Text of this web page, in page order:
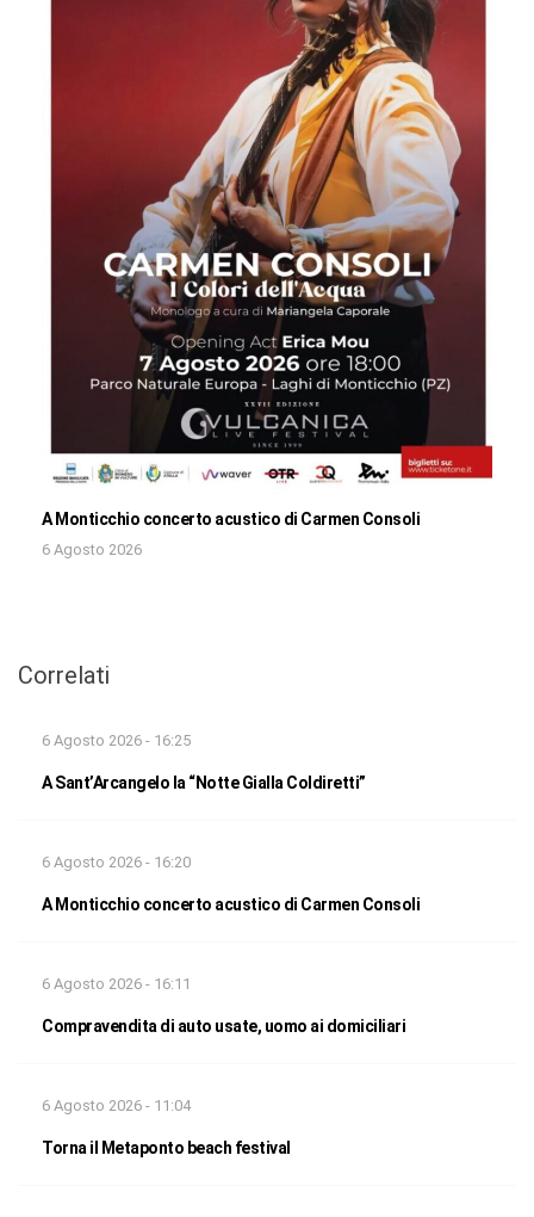
A Monticchio concerto acustico di Carmen Consoli
6 Agosto 2026
Correlati
6 Agosto 2026 - 16:25
A Sant’Arcangelo la “Notte Gialla Coldiretti”
6 Agosto 2026 - 16:20
A Monticchio concerto acustico di Carmen Consoli
6 Agosto 2026 - 16:11
Compravendita di auto usate, uomo ai domiciliari
6 Agosto 2026 - 11:04
Torna il Metaponto beach festival